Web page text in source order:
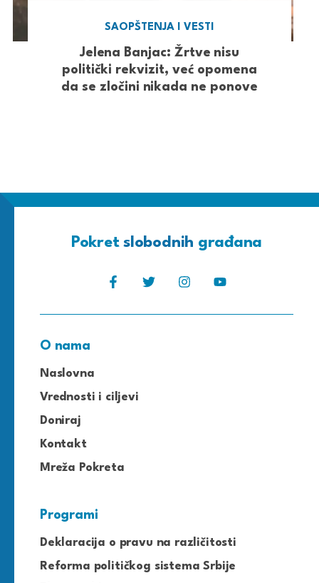
SAOPŠTENJA I VESTI
Jelena Banjac: Žrtve nisu
politički rekvizit, već opomena
da se zločini nikada ne ponove
Pokretslobodnih građana
O nama
Naslovna
Vrednosti i ciljevi
Doniraj
Kontakt
Mreža Pokreta
Programi
Deklaracija o pravu na različitosti
Reforma političkog sistema Srbije